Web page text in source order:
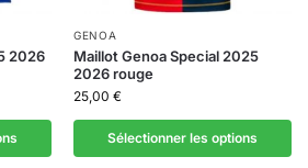
2026
GENOA
Maillot Genoa Special 2025
2026 rouge
25,00 €
Sélectionner les options